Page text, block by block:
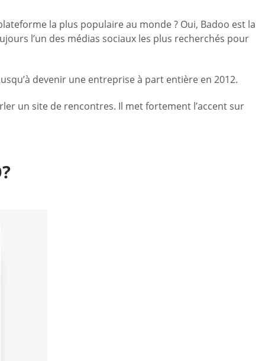
la plus populaire au monde ? Oui, Badoo est la
l’un des médias sociaux les plus recherchés pour
devenir une entreprise à part entière en 2012.
un site de rencontres. Il met fortement l’accent sur